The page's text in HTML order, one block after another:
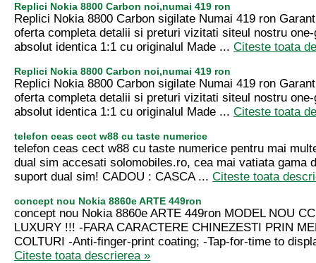
Replici Nokia 8800 Carbon noi,numai 419 ron
Replici Nokia 8800 Carbon sigilate Numai 419 ron
oferta completa detalii si preturi vizitati siteul nostru
absolut identica 1:1 cu originalul Made ... Citeste toata
Replici Nokia 8800 Carbon noi,numai 419 ron
Replici Nokia 8800 Carbon sigilate Numai 419 ron
oferta completa detalii si preturi vizitati siteul nostru
absolut identica 1:1 cu originalul Made ... Citeste toata
telefon ceas cect w88 cu taste numerice
telefon ceas cect w88 cu taste numerice pentru mai
dual sim accesati solomobiles.ro, cea mai vatiata gama
suport dual sim! CADOU : CASCA ... Citeste toata
concept nou Nokia 8860e ARTE 449ron
concept nou Nokia 8860e ARTE 449ron MODEL NOU
LUXURY !!! -FARA CARACTERE CHINEZESTI PRIN
COLTURI -Anti-finger-print coating; -Tap-for-time to
Citeste toata descrierea »